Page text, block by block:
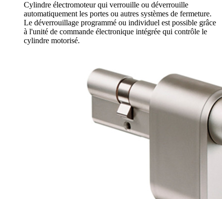
Cylindre électromoteur qui verrouille ou déverrouille
automatiquement les portes ou autres systèmes de fermeture.
Le déverrouillage programmé ou individuel est possible grâce
à l'unité de commande électronique intégrée qui contrôle le
cylindre motorisé.